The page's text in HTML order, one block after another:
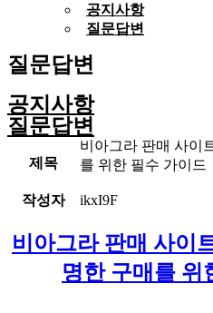
공지사항
질문답변
질문답변
공지사항
질문답변
제목
비아그라 판매 사이
를 위한 필수 가이드
작성자
ikxI9F
비아그라 판매 사이
명한 구매를 위